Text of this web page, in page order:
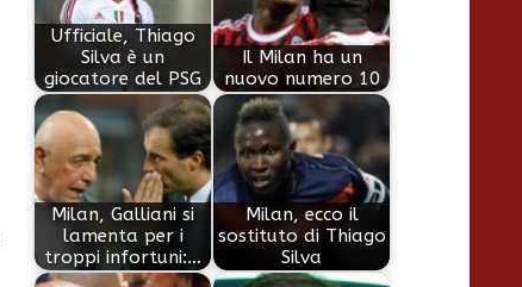
Ufficiale, Thiago
Silva è un
giocatore del PSG
Il Milan ha un
nuovo numero 10
Milan, Galliani si
lamenta per i
troppi infortuni:…
Milan, ecco il
sostituto di Thiago
Silva